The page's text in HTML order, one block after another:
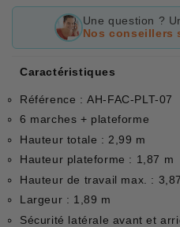
Une question ?
Nos conseillers
Caractéristiques
Référence : AH-FAC-PLT-07
6 marches + plateforme
Hauteur totale : 2,99 m
Hauteur plateforme : 1,87 m
Hauteur de travail max. :
Largeur : 1,89 m
Sécurité latérale avant et